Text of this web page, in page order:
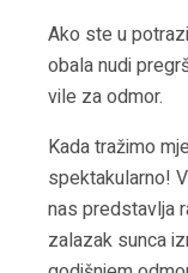
Ako ste u
obala nudi
vile za odmor.
Kada tražimo
spektakularno!
nas predstavlja
zalazak sunca